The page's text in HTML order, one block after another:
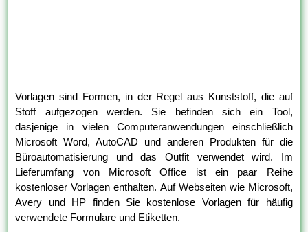
Vorlagen sind Formen, in der Regel aus Kunststoff, die auf
Stoff aufgezogen werden. Sie befinden sich ein Tool,
dasjenige in vielen Computeranwendungen einschließlich
Microsoft Word, AutoCAD und anderen Produkten für die
Büroautomatisierung und das Outfit verwendet wird. Im
Lieferumfang von Microsoft Office ist ein paar Reihe
kostenloser Vorlagen enthalten. Auf Webseiten wie Microsoft,
Avery und HP finden Sie kostenlose Vorlagen für häufig
verwendete Formulare und Etiketten.